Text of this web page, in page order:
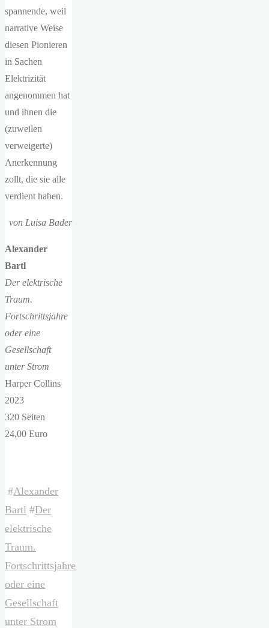
spannende, weil
narrative Weise
diesen Pionieren
in Sachen
Elektrizität
angenommen hat
und ihnen die
(zuweilen
verweigerte)
Anerkennung
zollt, die sie alle
verdient haben.
von Luisa Bader
Alexander
Bartl
Der elektrische
Traum.
Fortschrittsjahre
oder eine
Gesellschaft
unter Strom
Harper Collins
2023
320 Seiten
24,00 Euro
#Alexander
Bartl #Der
elektrische
Traum.
Fortschrittsjahre
oder eine
Gesellschaft
unter Strom